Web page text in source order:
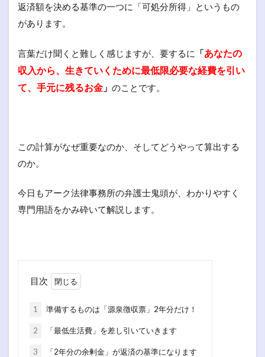
返済額を決める基準の一つに「可処分所得」というもの
があります。
言葉だけ聞くと難しく感じますが、要するに 「あなたの
収入から、生きていくために最低限必要な経費を引い
て、手元に残るお金 」 のことです。
この計算がなぜ重要なのか、そしてどうやって算出する
のか。
今日もアーク法律事務所の弁護士鬼頭が、わかりやすく
専門用語をかみ砕いて解説します。
目次
1 準備するものは「源泉徴収票」2年分だけ！
2 「最低生活費」を差し引いていきます
3 「2年分の余剰金」が返済の基準になります